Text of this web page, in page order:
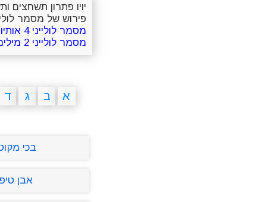
יויו פתרון תשחצים
פירוש של מסמר
מסמר לולייני 4 אותיות
מסמר לולייני 2 מילים
א ב ג ד
בכי
אבן